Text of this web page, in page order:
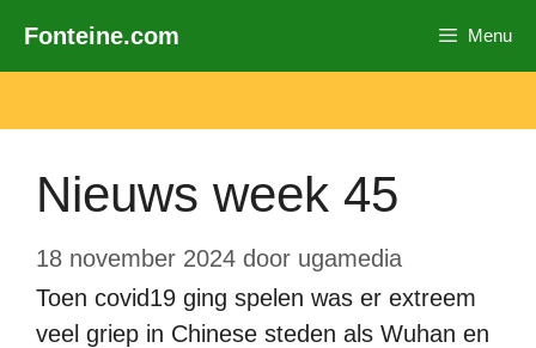
naar
inhoud
Fonteine.com Menu
Nieuws week 45
18 november 2024 door ugamedia
Toen covid19 ging spelen was er extreem
veel griep in Chinese steden als Wuhan en